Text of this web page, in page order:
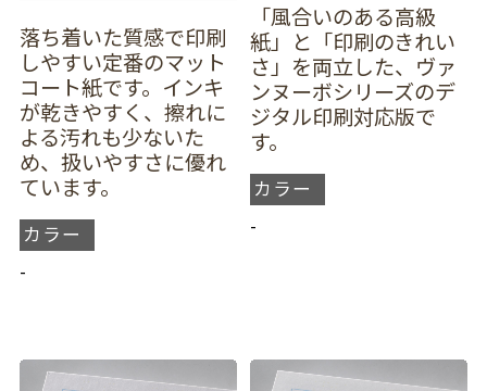
落ち着いた質感で印刷
しやすい定番のマット
コート紙です。インキ
が乾きやすく、擦れに
よる汚れも少ないた
め、扱いやすさに優れ
ています。
カラー
-
「風合いのある高級
紙」と「印刷のきれい
さ」を両立した、ヴァ
ンヌーボシリーズのデ
ジタル印刷対応版で
す。
カラー
-